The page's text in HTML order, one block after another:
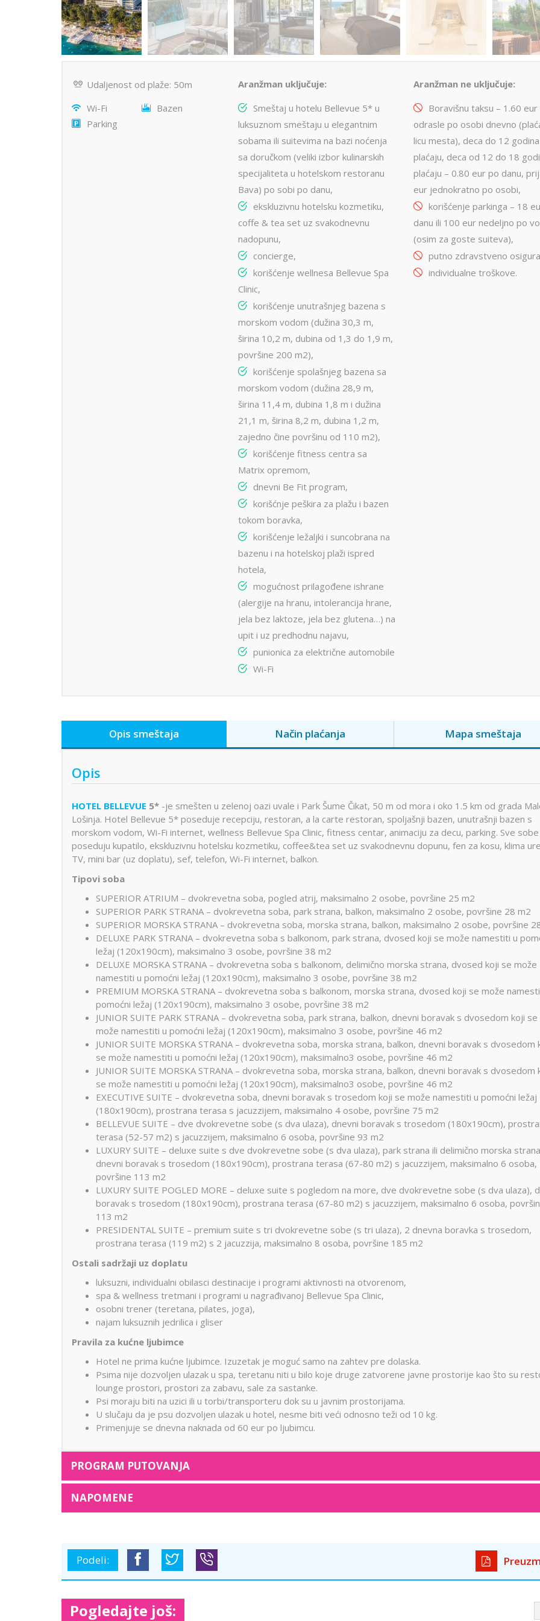
Udaljenost od plaže: 50m
Wi-Fi
Bazen
Parking
Aranžman uključuje:
Smeštaj u hotelu Bellevue 5* u
luksuznom smeštaju u elegantnim
sobama ili suitevima na bazi noćenja
sa doručkom (veliki izbor kulinarskih
specijaliteta u hotelskom restoranu
Bava) po sobi po danu,
ekskluzivnu hotelsku kozmetiku,
coffe & tea set uz svakodnevnu
nadopunu,
concierge,
korišćenje wellnesa Bellevue Spa
Clinic,
korišćenje unutrašnjeg bazena s
morskom vodom (dužina 30,3 m,
širina 10,2 m, dubina od 1,3 do 1,9 m,
površine 200 m2),
korišćenje spolašnjeg bazena sa
morskom vodom (dužina 28,9 m,
širina 11,4 m, dubina 1,8 m i dužina
21,1 m, širina 8,2 m, dubina 1,2 m,
zajedno čine površinu od 110 m2),
korišćenje fitness centra sa
Matrix opremom,
dnevni Be Fit program,
korišćnje peškira za plažu i bazen
tokom boravka,
korišćenje ležaljki i suncobrana na
bazenu i na hotelskoj plaži ispred
hotela,
mogućnost prilagođene ishrane
(alergije na hranu, intolerancija hrane,
jela bez laktoze, jela bez glutena…) na
upit i uz predhodnu najavu,
punionica za električne automobile
Wi-Fi
Aranžman ne uključuje:
Boravišnu taksu – 1.60 eur
odrasle po osobi dnevno
licu mesta), deca do 12
plaćaju, deca od 12 do 18
plaćaju – 0.80 eur po danu,
eur jednokratno po osobi,
korišćenje parkinga – 18
danu ili 100 eur nedeljno po
(osim za goste suiteva),
putno zdravstveno
individualne troškove.
Opis smeštaja Način plaćanja Mapa smeštaja
Opis
HOTEL BELLEVUE 5* -je smešten u zelenoj oazi uvale i Park Šume Čikat, 50 m od mora i oko 1.5 km od grada
Lošinja. Hotel Bellevue 5* poseduje recepciju, restoran, a la carte restoran, spoljašnji bazen, unutrašnji bazen s
morskom vodom, Wi-Fi internet, wellness Bellevue Spa Clinic, fitness centar, animaciju za decu, parking. Sve sobe
poseduju kupatilo, ekskluzivnu hotelsku kozmetiku, coffee&tea set uz svakodnevnu dopunu, fen za kosu, klima
TV, mini bar (uz doplatu), sef, telefon, Wi-Fi internet, balkon.
Tipovi soba
SUPERIOR ATRIUM – dvokrevetna soba, pogled atrij, maksimalno 2 osobe, površine 25 m2
SUPERIOR PARK STRANA – dvokrevetna soba, park strana, balkon, maksimalno 2 osobe, površine 28 m2
SUPERIOR MORSKA STRANA – dvokrevetna soba, morska strana, balkon, maksimalno 2 osobe, površine
DELUXE PARK STRANA – dvokrevetna soba s balkonom, park strana, dvosed koji se može namestiti u
ležaj (120x190cm), maksimalno 3 osobe, površine 38 m2
DELUXE MORSKA STRANA – dvokrevetna soba s balkonom, delimično morska strana, dvosed koji se može
namestiti u pomoćni ležaj (120x190cm), maksimalno 3 osobe, površine 38 m2
PREMIUM MORSKA STRANA – dvokrevetna soba s balkonom, morska strana, dvosed koji se može
pomoćni ležaj (120x190cm), maksimalno 3 osobe, površine 38 m2
JUNIOR SUITE PARK STRANA – dvokrevetna soba, park strana, balkon, dnevni boravak s dvosedom koji se
može namestiti u pomoćni ležaj (120x190cm), maksimalno 3 osobe, površine 46 m2
JUNIOR SUITE MORSKA STRANA – dvokrevetna soba, morska strana, balkon, dnevni boravak s dvosedom
se može namestiti u pomoćni ležaj (120x190cm), maksimalno3 osobe, površine 46 m2
JUNIOR SUITE MORSKA STRANA – dvokrevetna soba, morska strana, balkon, dnevni boravak s dvosedom
se može namestiti u pomoćni ležaj (120x190cm), maksimalno3 osobe, površine 46 m2
EXECUTIVE SUITE – dvokrevetna soba, dnevni boravak s trosedom koji se može namestiti u pomoćni ležaj
(180x190cm), prostrana terasa s jacuzzijem, maksimalno 4 osobe, površine 75 m2
BELLEVUE SUITE – dve dvokrevetne sobe (s dva ulaza), dnevni boravak s trosedom (180x190cm),
terasa (52-57 m2) s jacuzzijem, maksimalno 6 osoba, površine 93 m2
LUXURY SUITE – deluxe suite s dve dvokrevetne sobe (s dva ulaza), park strana ili delimično morska
dnevni boravak s trosedom (180x190cm), prostrana terasa (67-80 m2) s jacuzzijem, maksimalno 6 osoba,
površine 113 m2
LUXURY SUITE POGLED MORE – deluxe suite s pogledom na more, dve dvokrevetne sobe (s dva ulaza),
boravak s trosedom (180x190cm), prostrana terasa (67-80 m2) s jacuzzijem, maksimalno 6 osoba,
113 m2
PRESIDENTAL SUITE – premium suite s tri dvokrevetne sobe (s tri ulaza), 2 dnevna boravka s trosedom,
prostrana terasa (119 m2) s 2 jacuzzija, maksimalno 8 osoba, površine 185 m2
Ostali sadržaji uz doplatu
luksuzni, individualni obilasci destinacije i programi aktivnosti na otvorenom,
spa & wellness tretmani i programi u nagrađivanoj Bellevue Spa Clinic,
osobni trener (teretana, pilates, joga),
najam luksuznih jedrilica i gliser
Pravila za kućne ljubimce
Hotel ne prima kućne ljubimce. Izuzetak je moguć samo na zahtev pre dolaska.
Psima nije dozvoljen ulazak u spa, teretanu niti u bilo koje druge zatvorene javne prostorije kao što su
lounge prostori, prostori za zabavu, sale za sastanke.
Psi moraju biti na uzici ili u torbi/transporteru dok su u javnim prostorijama.
U slučaju da je psu dozvoljen ulazak u hotel, nesme biti veći odnosno teži od 10 kg.
Primenjuje se dnevna naknada od 60 eur po ljubimcu.
PROGRAM PUTOVANJA
NAPOMENE
Podeli:
Pogledajte još: